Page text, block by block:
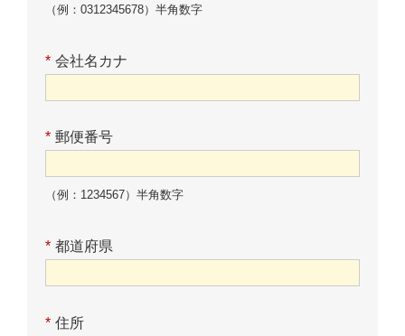
（例：0312345678）半角数字
* 会社名カナ
* 郵便番号
（例：1234567）半角数字
* 都道府県
* 住所